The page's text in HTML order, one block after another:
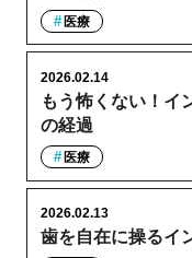
医療
もう怖くない！イ
の経過
2026.02.14
医療
歯を自在に操るイ
2026.02.13